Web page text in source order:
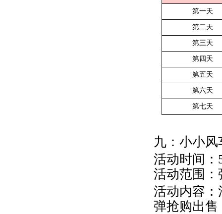
第一天
第二天
第三天
第四天
第五天
第六天
第七天
九：小小风
活动时间：
活动范围
活动内容
弹抢购出售